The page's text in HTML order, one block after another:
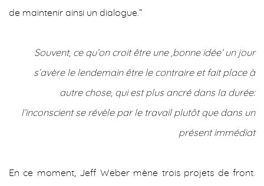
de maintenir ainsi un dialogue.“
Souvent, ce qu’on croit être une ,bonne idée‘ un jour
s’avère le lendemain être le contraire et fait place à
autre chose, qui est plus ancré dans la durée:
l’inconscient se révèle par le travail plutôt que dans un
présent immédiat
En ce moment, Jeff Weber mène trois projets de front.